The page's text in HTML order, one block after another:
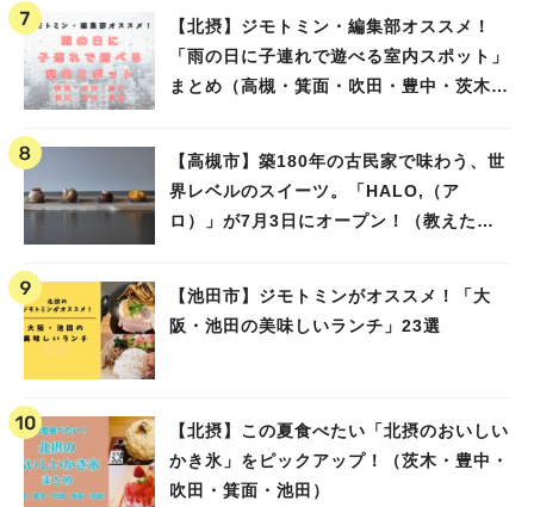
【北摂】ジモトミン・編集部オススメ！
「雨の日に子連れで遊べる室内スポット」
まとめ（高槻・箕面・吹田・豊中・茨木・
【高槻市】築180年の古民家で味わう、世
界レベルのスイーツ。「HALO,（ア
ロ）」が7月3日にオープン！（教えたい/
【池田市】ジモトミンがオススメ！「大
阪・池田の美味しいランチ」23選
【北摂】この夏食べたい「北摂のおいしい
かき氷」をピックアップ！（茨木・豊中・
吹田・箕面・池田）